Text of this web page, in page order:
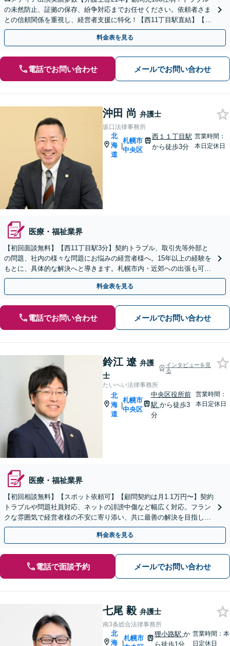
の未然防止、証拠の保存、紛争対応までお任せください。依頼者さま
との信頼関係を重視し、経営者支援に特化！【西11丁目駅直結】【初
回相談無料】【24時間365日対応】
料金表を見る
電話でお問い合わせ メールでお問い合わせ
沖田 尚 弁護士
坂口法律事務所
北
海
道
|
札幌市
中央区
西１１丁目駅
から徒歩3分
営業時間：
本日定休日
医療・福祉業界
【初回面談無料】【西11丁目駅3分】契約トラブル、取引先等外部と
の問題、社内の様々な問題にお悩みの経営者様へ。15年以上の経験を
もとに、具体的な解決へと導きます。札幌市内・近郊への出張も可能
です【電話・メール・WEB相談可】
料金表を見る
電話でお問い合わせ メールでお問い合わせ
鈴江 遼 弁護
士
インタビューを見
る
たいへい法律事務所
北
海
道
|
札幌市
中央区
中央区役所前
駅 から徒歩3
分
営業時間：
本日定休日
医療・福祉業界
【初回相談無料】【スポット依頼可】【顧問契約は月1.1万円〜】契約
トラブルや問題社員対応、ネットの誹謗中傷など幅広く対応。フラン
クな雰囲気で経営者様の不安に寄り添い、共に最善の解決を目指しま
す。ぜひ当事務所にご相談ください【WEB面談対応】
料金表を見る
電話で面談予約 メールでお問い合わせ
七尾 毅 弁護士
南3条総合法律事務所
北
海
|
札幌市
狸小路駅か
ら徒歩1分
営業時間：本
日定休日